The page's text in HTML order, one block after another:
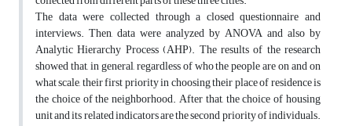
The data were collected through a closed questionnaire and
interviews. Then, data were analyzed by ANOVA and also by
Analytic Hierarchy Process (AHP). The results of the research
showed that, in general, regardless of who the people are on and on
what scale, their first priority in choosing their place of residence is
the choice of the neighborhood. After that, the choice of housing
unit and its related indicators are the second priority of individuals.